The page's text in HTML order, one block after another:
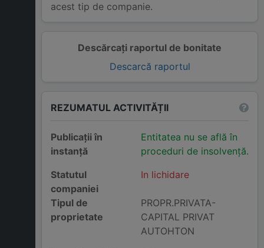
Descărcați raportul de bonitate
Descarcă raportul
acest tip de companie.
REZUMATUL ACTIVITĂȚII
Publicații în
instanță
Entitatea nu se află în
proceduri de insolvență.
Statutul
companiei
In lichidare
Tipul de
proprietate
PROPR.PRIVATA-
CAPITAL PRIVAT
AUTOHTON